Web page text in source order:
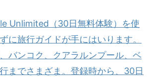
Unlimited（30日無料体験）を使
に旅行ガイドが手にはいります。
バンコク、クアラルンプール、ベ
までさまざま。登録時から、30日